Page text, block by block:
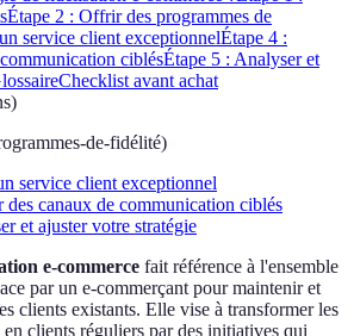
Étape 2 : Offrir des programmes de
service client exceptionnelÉtape 4 :
ciblésÉtape 5 : Analyser et
Checklist avant achat
)
de-fidélité)
service client exceptionnel
canaux de communication ciblés
et ajuster votre stratégie
e-commerce fait référence à l'ensemble
par un e-commerçant pour maintenir et
clients existants. Elle vise à transformer les
en clients réguliers par des initiatives qui